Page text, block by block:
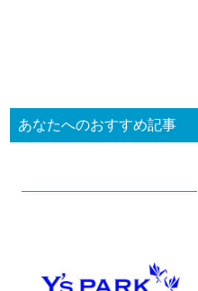
あなたへのおすすめ記事